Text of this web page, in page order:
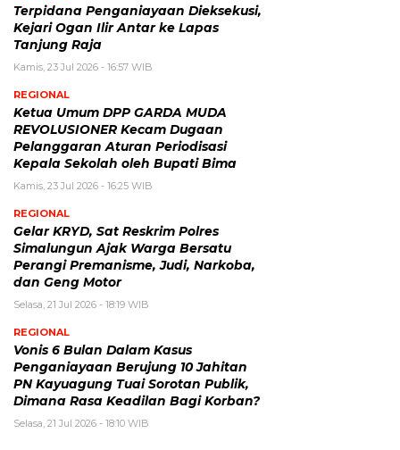
Terpidana Penganiayaan Dieksekusi,
Kejari Ogan Ilir Antar ke Lapas
Tanjung Raja
Kamis, 23 Jul 2026 - 16:57 WIB
REGIONAL
Ketua Umum DPP GARDA MUDA
REVOLUSIONER Kecam Dugaan
Pelanggaran Aturan Periodisasi
Kepala Sekolah oleh Bupati Bima
Kamis, 23 Jul 2026 - 16:25 WIB
REGIONAL
Gelar KRYD, Sat Reskrim Polres
Simalungun Ajak Warga Bersatu
Perangi Premanisme, Judi, Narkoba,
dan Geng Motor
Selasa, 21 Jul 2026 - 18:19 WIB
REGIONAL
Vonis 6 Bulan Dalam Kasus
Penganiayaan Berujung 10 Jahitan
PN Kayuagung Tuai Sorotan Publik,
Dimana Rasa Keadilan Bagi Korban?
Selasa, 21 Jul 2026 - 18:10 WIB